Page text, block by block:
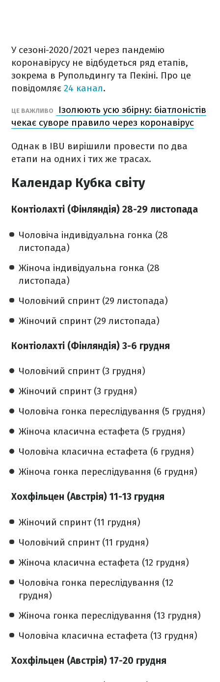
У сезоні-2020/2021 через пандемію
коронавірусу не відбудеться ряд етапів,
зокрема в Рупольдингу та Пекіні. Про це
повідомляє 24 канал.
ЦЕ ВАЖЛИВО
Ізолюють усю збірну: біатлоністів
чекає суворе правило через коронавірус
Однак в IBU вирішили провести по два
етапи на одних і тих же трасах.
Календар Кубка світу
Контіолахті (Фінляндія) 28-29 листопада
Чоловіча індивідуальна гонка (28
листопада)
Жіноча індивідуальна гонка (28
листопада)
Чоловічий спринт (29 листопада)
Жіночий спринт (29 листопада)
Контіолахті (Фінляндія) 3-6 грудня
Чоловічий спринт (3 грудня)
Жіночий спринт (3 грудня)
Чоловіча гонка переслідування (5 грудня)
Жіноча класична естафета (5 грудня)
Чоловіча класична естафета (6 грудня)
Жіноча гонка переслідування (6 грудня)
Хохфільцен (Австрія) 11-13 грудня
Жіночий спринт (11 грудня)
Чоловічий спринт (11 грудня)
Жіноча класична естафета (12 грудня)
Чоловіча гонка переслідування (12
грудня)
Жіноча гонка переслідування (13 грудня)
Чоловіча класична естафета (13 грудня)
Хохфільцен (Австрія) 17-20 грудня